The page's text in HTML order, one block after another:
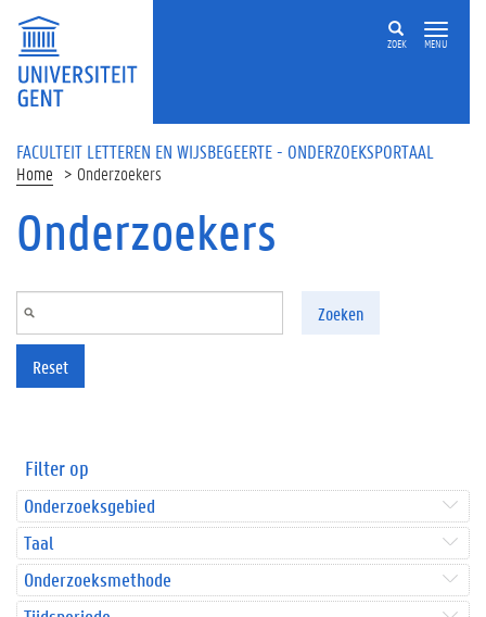
Overslaan en naar de inhoud gaan
ZOEK MENU
FACULTEIT LETTEREN EN WIJSBEGEERTE - ONDERZOEKSPORTAAL
Home Onderzoekers
Onderzoekers
Zoeken
Reset
Filter op
Onderzoeksgebied
Taal
Onderzoeksmethode